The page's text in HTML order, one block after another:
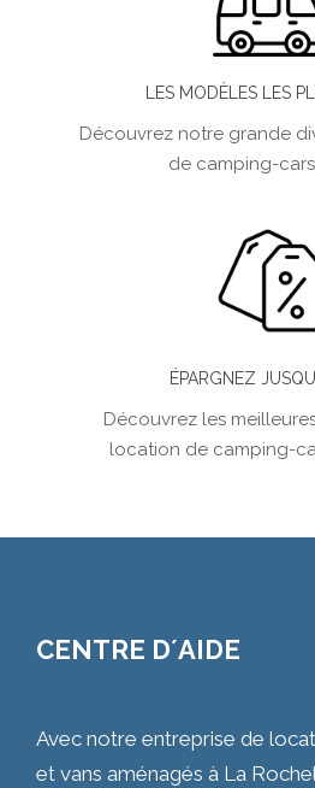
LES MODÈLES LES
Découvrez notre grande
de camping-
ÉPARGNEZ
Découvrez les
location de camping-
CENTRE D´AIDE
Avec notre entreprise de
et vans aménagés à La